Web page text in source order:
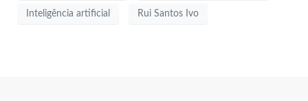
Inteligência artificial Rui Santos Ivo